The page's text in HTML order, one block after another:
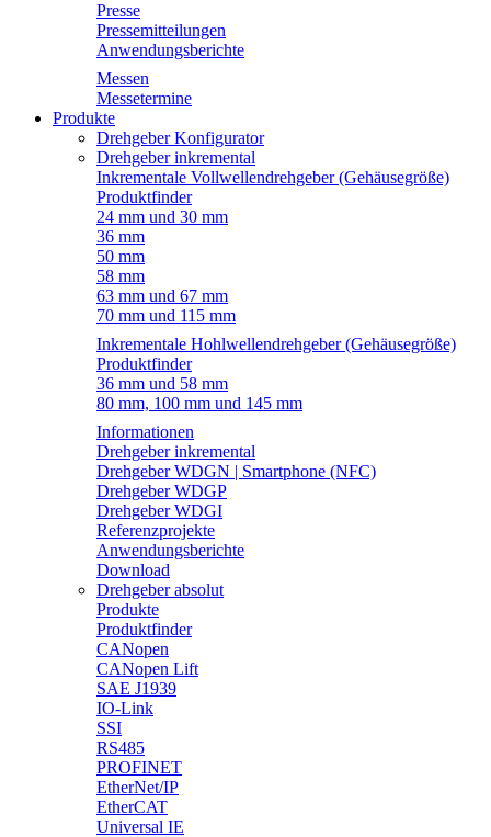
Presse
Pressemitteilungen
Anwendungsberichte
Messen
Messetermine
Produkte
Drehgeber Konfigurator
Drehgeber inkremental
Inkrementale Vollwellendrehgeber (Gehäusegröße)
Produktfinder
24 mm und 30 mm
36 mm
50 mm
58 mm
63 mm und 67 mm
70 mm und 115 mm
Inkrementale Hohlwellendrehgeber (Gehäusegröße)
Produktfinder
36 mm und 58 mm
80 mm, 100 mm und 145 mm
Informationen
Drehgeber inkremental
Drehgeber WDGN | Smartphone (NFC)
Drehgeber WDGP
Drehgeber WDGI
Referenzprojekte
Anwendungsberichte
Download
Drehgeber absolut
Produkte
Produktfinder
CANopen
CANopen Lift
SAE J1939
IO-Link
SSI
RS485
PROFINET
EtherNet/IP
EtherCAT
Universal IE